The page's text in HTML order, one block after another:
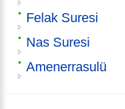
Felak Suresi
Nas Suresi
Amenerrasulü